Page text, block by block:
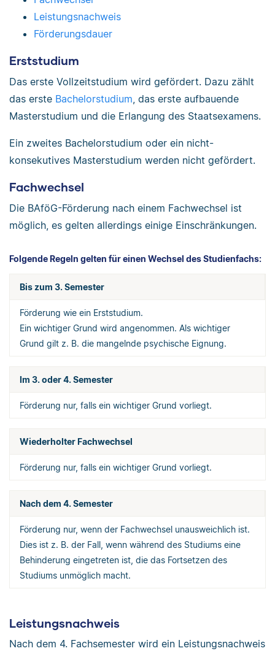
Leistungsnachweis
Förderungsdauer
Erststudium
Das erste Vollzeitstudium wird gefördert. Dazu zählt
das erste Bachelorstudium , das erste aufbauende
Masterstudium und die Erlangung des Staatsexamens.
Ein zweites Bachelorstudium oder ein nicht-
konsekutives Masterstudium werden nicht gefördert.
Fachwechsel
Die BAföG-Förderung nach einem Fachwechsel ist
möglich, es gelten allerdings einige Einschränkungen.
Folgende Regeln gelten für einen Wechsel des Studienfachs:
Bis zum 3. Semester
Förderung wie ein Erststudium.
Ein wichtiger Grund wird angenommen. Als wichtiger
Grund gilt z. B. die mangelnde psychische Eignung.
Im 3. oder 4. Semester
Förderung nur, falls ein wichtiger Grund vorliegt.
Wiederholter Fachwechsel
Förderung nur, falls ein wichtiger Grund vorliegt.
Nach dem 4. Semester
Förderung nur, wenn der Fachwechsel unausweichlich ist.
Dies ist z. B. der Fall, wenn während des Studiums eine
Behinderung eingetreten ist, die das Fortsetzen des
Studiums unmöglich macht.
Leistungsnachweis
Nach dem 4. Fachsemester wird ein Leistungsnachweis